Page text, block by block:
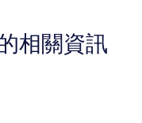
相關資訊